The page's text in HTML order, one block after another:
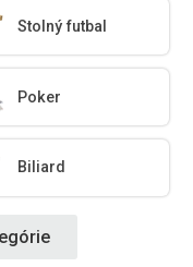
Stolný futbal
Poker
Biliard